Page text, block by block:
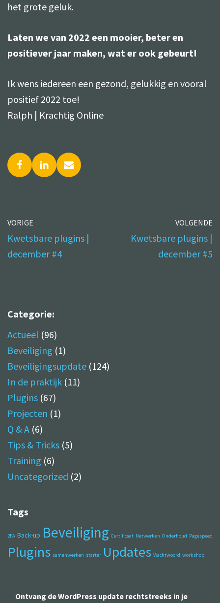
het grote geluk.
Laten we van 2022 een mooier, beter en
positiever jaar maken, wat er ook gebeurt!
Ik wens iedereen een gezond, gelukkig en vooral
positief 2022 toe!
Ralph | Krachtig Online
VORIGE
Kwetsbare plugins |
december #4
VOLGENDE
Kwetsbare plugins |
december #5
Categorie:
Actueel (96)
Beveiliging (1)
Beveiligingsupdate (124)
In de praktijk (11)
Plugins (67)
Projecten (1)
Q & A (6)
Tips & Tricks (5)
Training (6)
Uncategorized (2)
Tags
2FA Back-up Beveiliging Certificaat Netwerken Onderhoud Pagespeed
Plugins samenwerken starter Updates Wachtwoord workshop
Ontvang de WordPress update rechtstreeks in je